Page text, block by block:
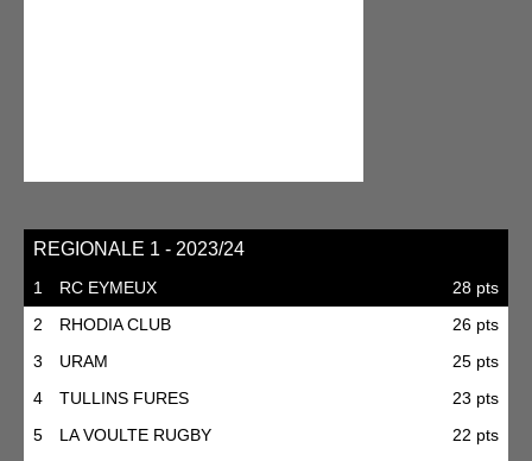
REGIONALE 1 - 2023/24
1 RC EYMEUX
28 pts
2
RHODIA CLUB
26 pts
3
URAM
25 pts
4
TULLINS FURES
23 pts
5
LA VOULTE RUGBY
22 pts